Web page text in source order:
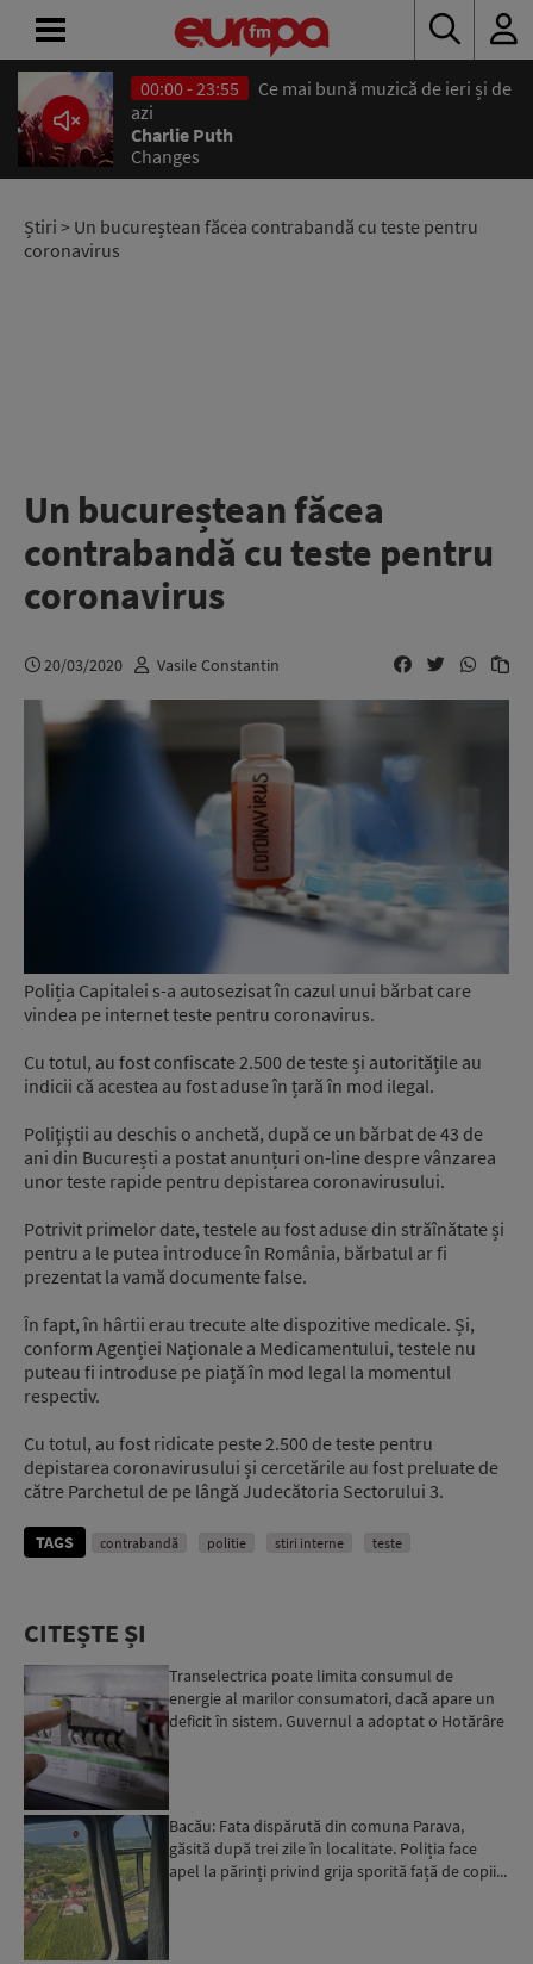
00:00 - 23:55
Ce mai bună muzică de ieri și de
azi
Charlie Puth
Changes
Știri > Un bucureștean făcea contrabandă cu teste pentru
coronavirus
Un bucureștean făcea
contrabandă cu teste pentru
coronavirus
20/03/2020 Vasile Constantin
Poliția Capitalei s-a autosezisat în cazul unui bărbat care
vindea pe internet teste pentru coronavirus.
Cu totul, au fost confiscate 2.500 de teste și autoritățile au
indicii că acestea au fost aduse în țară în mod ilegal.
Poliţiştii au deschis o anchetă, după ce un bărbat de 43 de
ani din București a postat anunțuri on-line despre vânzarea
unor teste rapide pentru depistarea coronavirusului.
Potrivit primelor date, testele au fost aduse din străînătate și
pentru a le putea introduce în România, bărbatul ar fi
prezentat la vamă documente false.
În fapt, în hârtii erau trecute alte dispozitive medicale. Și,
conform Agenției Naționale a Medicamentului, testele nu
puteau fi introduse pe piață în mod legal la momentul
respectiv.
Cu totul, au fost ridicate peste 2.500 de teste pentru
depistarea coronavirusului și cercetările au fost preluate de
către Parchetul de pe lângă Judecătoria Sectorului 3.
TAGS contrabandă politie stiri interne teste
CITEȘTE ȘI
Transelectrica poate limita consumul de
energie al marilor consumatori, dacă apare un
deficit în sistem. Guvernul a adoptat o Hotărâre
Bacău: Fata dispărută din comuna Parava,
găsită după trei zile în localitate. Poliția face
apel la părinți privind grija sporită față de copii...
ACASĂ
ȘTIRI
RADIO